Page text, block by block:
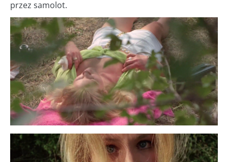
przez samolot.